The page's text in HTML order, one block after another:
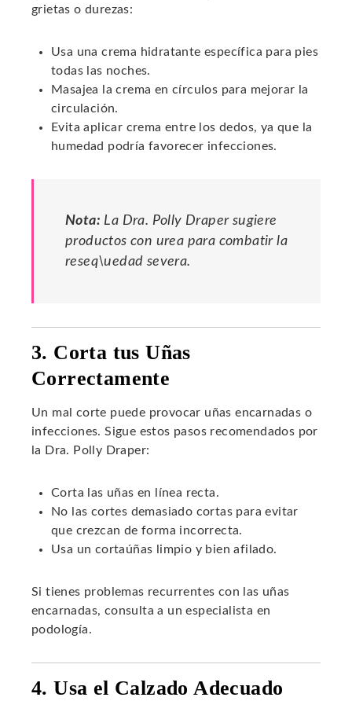
grietas o durezas:
Usa una crema hidratante específica para pies
todas las noches.
Masajea la crema en círculos para mejorar la
circulación.
Evita aplicar crema entre los dedos, ya que la
humedad podría favorecer infecciones.
Nota: La Dra. Polly Draper sugiere
productos con urea para combatir la
reseq\uedad severa.
3. Corta tus Uñas
Correctamente
Un mal corte puede provocar uñas encarnadas o
infecciones. Sigue estos pasos recomendados por
la Dra. Polly Draper:
Corta las uñas en línea recta.
No las cortes demasiado cortas para evitar
que crezcan de forma incorrecta.
Usa un cortaúñas limpio y bien afilado.
Si tienes problemas recurrentes con las uñas
encarnadas, consulta a un especialista en
podología.
4. Usa el Calzado Adecuado